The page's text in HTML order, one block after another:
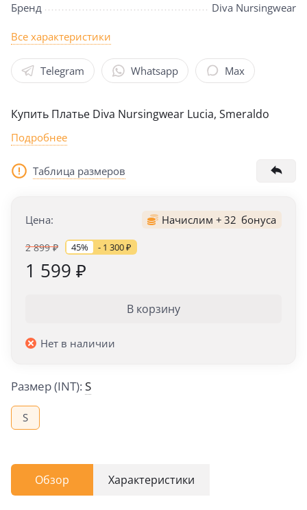
Бренд
Diva Nursingwear
Все характеристики
Telegram Whatsapp Max
Купить Платье Diva Nursingwear Lucia, Smeraldo
Подробнее
Таблица размеров
Цена: Начислим + 32 бонуса
2 899₽ 45% - 1 300₽
1 599 ₽
В корзину
Нет в наличии
Размер (INT): S
S
Обзор Характеристики